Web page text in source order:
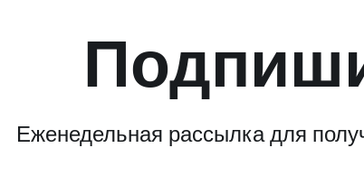
Еженедельная рассылка для